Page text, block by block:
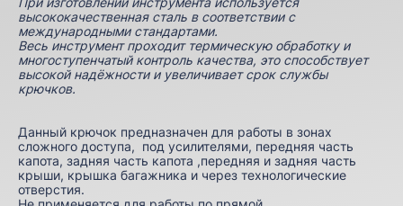
высококачественная сталь в соответствии с
международными стандартами.
Весь инструмент проходит термическую обработку и
многоступенчатый контроль качества, это способствует
высокой надёжности и увеличивает срок службы
крючков.
Данный крючок предназначен для работы в зонах
сложного доступа, под усилителями, передняя часть
капота, задняя часть капота ,передняя и задняя часть
крыши, крышка багажника и через технологические
отверстия.